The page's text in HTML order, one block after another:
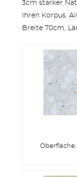
3cm starker
Ihren Korpus.
Breite 70cm,
Oberfläche: